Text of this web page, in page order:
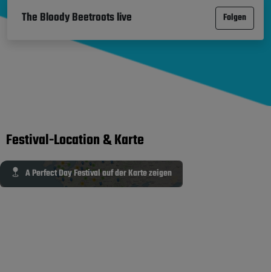
The Bloody Beetroots live Folgen
Festival-Location & Karte
A Perfect Day Festival auf der Karte zeigen